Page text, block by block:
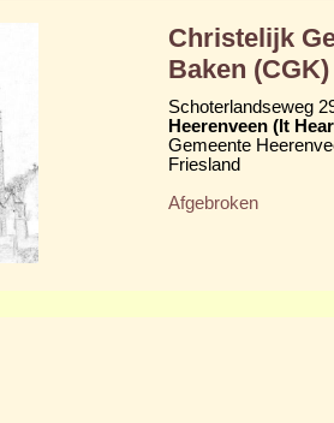
Christelijk
Baken (CGK)
Schoterlandseweg
Heerenveen (It
Gemeente
Friesland
Afgebroken